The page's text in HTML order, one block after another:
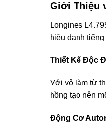
Giới Thiệu
Longines
hiệu danh
Thiết Kế Độc
Với vỏ làm từ
hồng tạo nên
Động Cơ